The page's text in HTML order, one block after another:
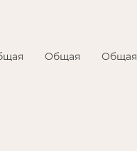
Общая Общая